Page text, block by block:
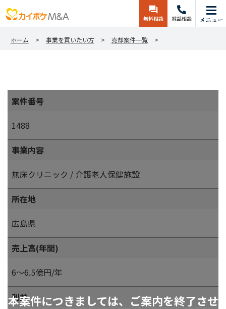
無料相談 電話相談 メニュー
ホーム 事業を買いたい方 売却案件一覧
本案件につきましては、ご案内を終了させ
案件番号
1488
事業内容
無床クリニック / 介護老人保健施設
所在地
広島県
売上高(年間)
6～6.5億円/年
利益